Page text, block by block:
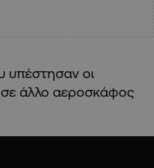
υπέστησαν οι
σε άλλο αεροσκάφος